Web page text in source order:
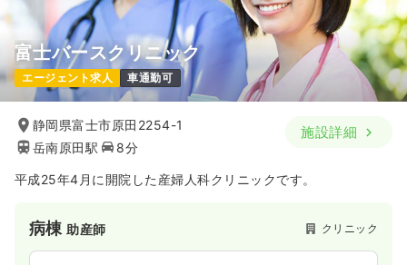
富士バースクリニック
エージェント求人 車通勤可
静岡県富士市原田2254-1
岳南原田駅
8分
施設詳細
平成25年4月に開院した産婦人科クリニックです。
病棟 助産師 クリニック